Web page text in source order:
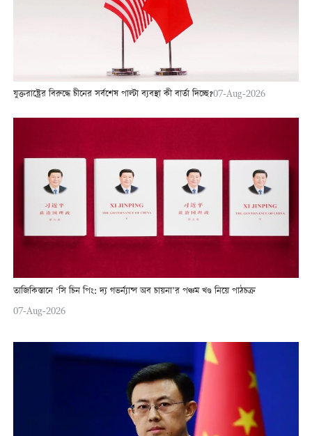
যুক্তরাষ্ট্রের বিরুদ্ধে চীনের সর্বশেষ পাল্টা ব্যবস্থা কী বার্তা দিচ্ছে?07-Aug-2026
তাজিকিস্তানে ‘সি চিন পিং: দ্য গভর্ন্যান্স অব চায়না’র পঞ্চম খণ্ড নিয়ে পাঠচক্র
07-Aug-2026